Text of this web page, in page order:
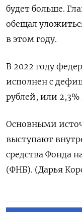
будет больше.
обещал
в этом году.
В 2022 году
исполнен с
рублей, или
Основными
выступают
средства Фонда
(ФНБ). (Дарья